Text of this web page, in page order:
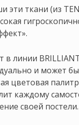
эти ткани (из
линии BRILLIANT
и может
цветовая
каждому
своей постели.